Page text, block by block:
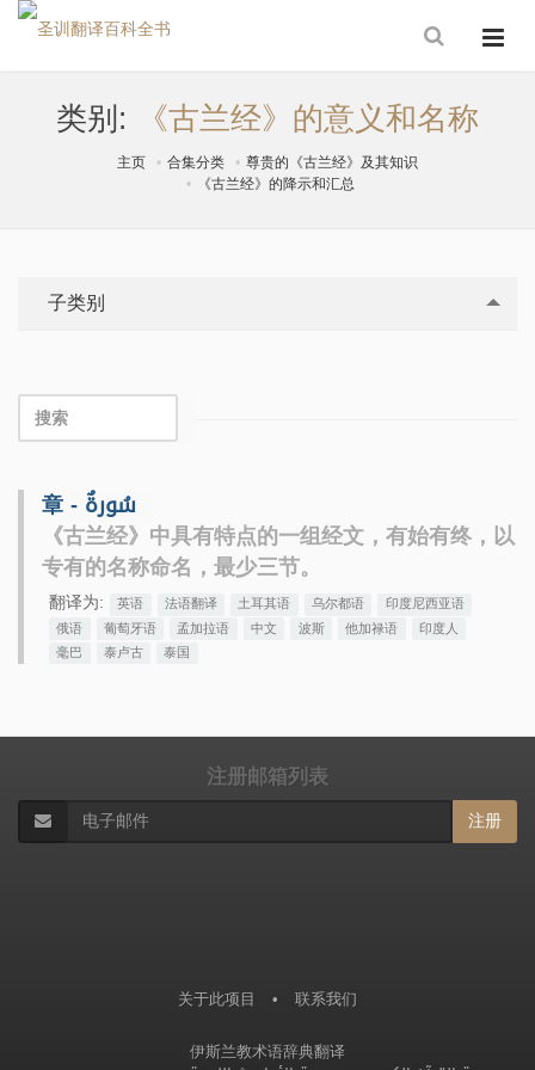
类别: 《古兰经》的意义和名称
主页 合集分类
尊贵的《古兰经》及其知识
《古兰经》的降示和汇总
子类别
章 - سُورةٌ
《古兰经》中具有特点的一组经文，有始有终，以
专有的名称命名，最少三节。
翻译为: 英语 法语翻译 土耳其语 乌尔都语
印度尼西亚语
俄语
葡萄牙语 孟加拉语 中文 波斯 他加禄语
印度人
毫巴
泰卢古 泰国
注册邮箱列表
注册
关于此项目 • 联系我们
伊斯兰教术语辞典翻译